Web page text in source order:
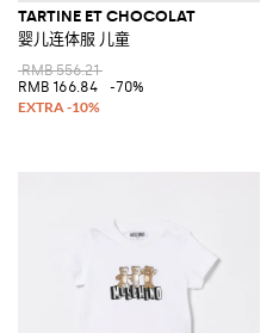
TARTINE ET CHOCOLAT
婴儿连体服 儿童
RMB 556.21
RMB 166.84
-70%